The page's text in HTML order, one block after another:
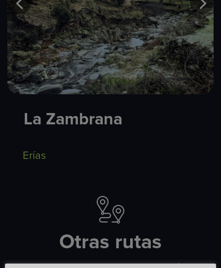
La Zambrana
Erías
Otras rutas